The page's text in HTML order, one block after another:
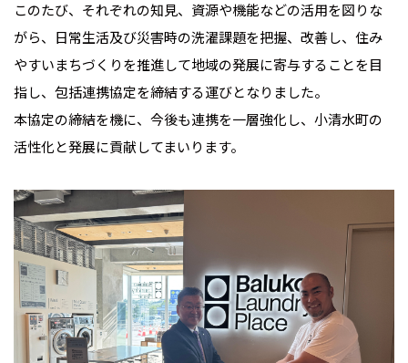
このたび、それぞれの知見、資源や機能などの活用を図りな
がら、日常生活及び災害時の洗濯課題を把握、改善し、住み
やすいまちづくりを推進して地域の発展に寄与することを目
指し、包括連携協定を締結する運びとなりました。
本協定の締結を機に、今後も連携を一層強化し、小清水町の
活性化と発展に貢献してまいります。